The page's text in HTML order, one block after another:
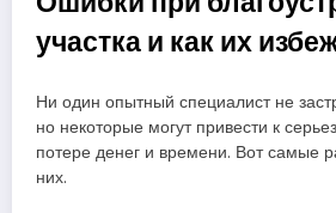
участка и как их
Ни один опытный специалист не
но некоторые могут привести к
потере денег и времени. Вот самые
них.